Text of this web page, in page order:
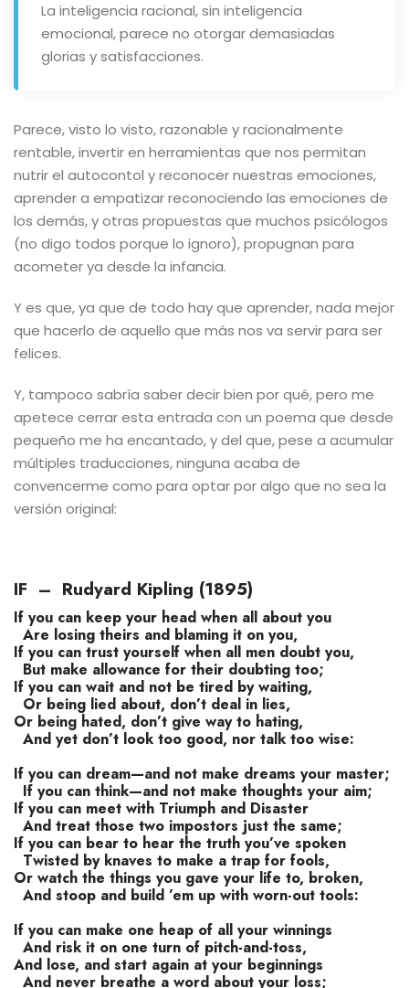
La inteligencia racional, sin inteligencia
emocional, parece no otorgar demasiadas
glorias y satisfacciones.
Parece, visto lo visto, razonable y racionalmente
rentable, invertir en herramientas que nos permitan
nutrir el autocontol y reconocer nuestras emociones,
aprender a empatizar reconociendo las emociones de
los demás, y otras propuestas que muchos psicólogos
(no digo todos porque lo ignoro), propugnan para
acometer ya desde la infancia.
Y es que, ya que de todo hay que aprender, nada mejor
que hacerlo de aquello que más nos va servir para ser
felices.
Y, tampoco sabría saber decir bien por qué, pero me
apetece cerrar esta entrada con un poema que desde
pequeño me ha encantado, y del que, pese a acumular
múltiples traducciones, ninguna acaba de
convencerme como para optar por algo que no sea la
versión original:
IF – Rudyard Kipling (1895)
If you can keep your head when all about you
Are losing theirs and blaming it on you,
If you can trust yourself when all men doubt you,
But make allowance for their doubting too;
If you can wait and not be tired by waiting,
Or being lied about, don’t deal in lies,
Or being hated, don’t give way to hating,
And yet don’t look too good, nor talk too wise:
If you can dream—and not make dreams your master;
If you can think—and not make thoughts your aim;
If you can meet with Triumph and Disaster
And treat those two impostors just the same;
If you can bear to hear the truth you’ve spoken
Twisted by knaves to make a trap for fools,
Or watch the things you gave your life to, broken,
And stoop and build ’em up with worn-out tools:
If you can make one heap of all your winnings
And risk it on one turn of pitch-and-toss,
And lose, and start again at your beginnings
And never breathe a word about your loss;